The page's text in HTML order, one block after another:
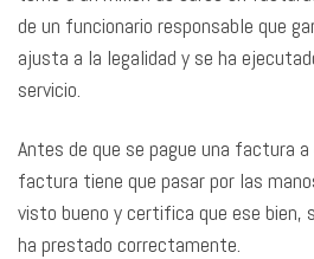
de un funcionario responsable que
ajusta a la legalidad y se ha
servicio.
Antes de que se pague una factura
factura tiene que pasar por las
visto bueno y certifica que ese bien,
ha prestado correctamente.